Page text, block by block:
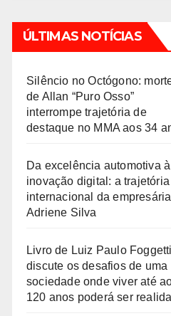
ÚLTIMAS NOTÍCIAS
Silêncio no Octógono:
de Allan “Puro Osso”
interrompe trajetória de
destaque no MMA aos 34
Da excelência automotiva à
inovação digital: a trajetória
internacional da empresária
Adriene Silva
Livro de Luiz Paulo Foggetti
discute os desafios de uma
sociedade onde viver até
120 anos poderá ser